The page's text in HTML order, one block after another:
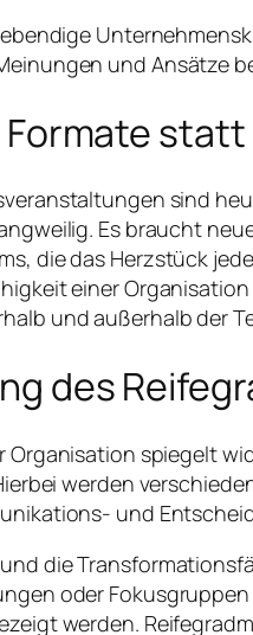
und Ansätze
Formate
sind
Es braucht
die das Herzstück
einer
und außerhalb der
des
Organisation spiegelt
werden
und
die
oder
werden.